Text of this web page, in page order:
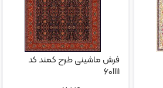
فرش ماشینی طرح کمند کد
۶۰۱۱۱۱